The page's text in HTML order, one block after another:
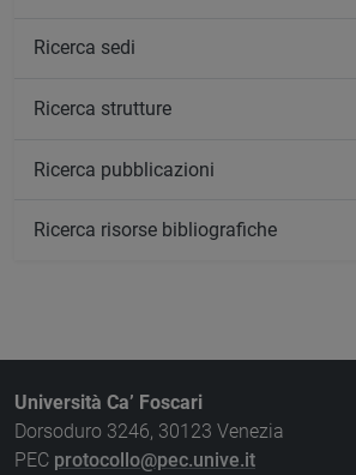
Ricerca sedi
Ricerca strutture
Ricerca pubblicazioni
Ricerca risorse bibliografiche
Università Ca’ Foscari
Dorsoduro 3246, 30123 Venezia
PEC protocollo@pec.unive.it